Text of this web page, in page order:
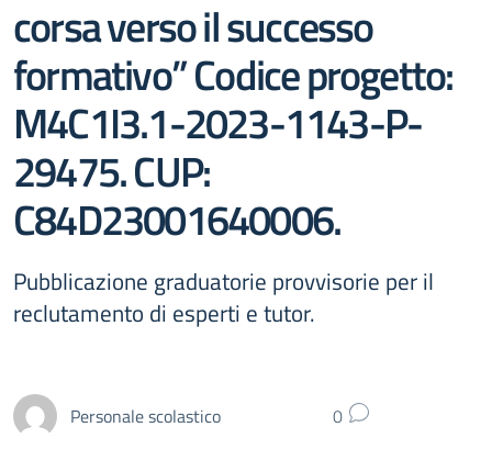
corsa verso il successo
formativo” Codice progetto:
M4C1I3.1-2023-1143-P-
29475. CUP:
C84D23001640006.
Pubblicazione graduatorie provvisorie per il
reclutamento di esperti e tutor.
Personale scolastico 0